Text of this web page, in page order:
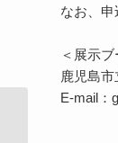
なお、申
＜展示
鹿児島
E-mail：